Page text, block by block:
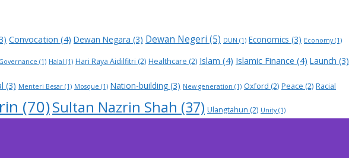
Convocation (4) Dewan Negara (3) Dewan Negeri (5) DUN (1) Economics (3) Economy(1)
Governance (1) Halal (1) Hari Raya Aidilfitri (2) Healthcare (2) Islam (4) Islamic Finance (4) Launch (3)
(3) Menteri Besar (1) Mosque (1) Nation-building (3) New generation (1) Oxford (2) Peace (2) Racial
(70)Sultan Nazrin Shah (37) Ulangtahun (2) Unity(1)